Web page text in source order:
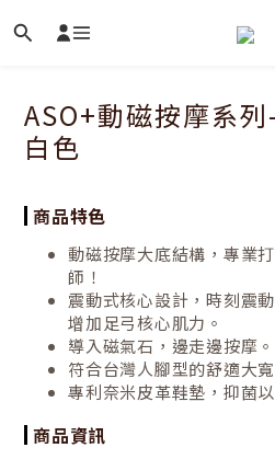
ASO+動磁按摩系
白色
商品特色
動磁按摩大底結構，專業
師！
震動式核心設計，時刻震
增加足弓核心肌力。
導入磁氣石，邊走邊按摩。
符合台灣人腳型的舒適大
專利奈米皮革鞋墊，抑菌
商品資訊